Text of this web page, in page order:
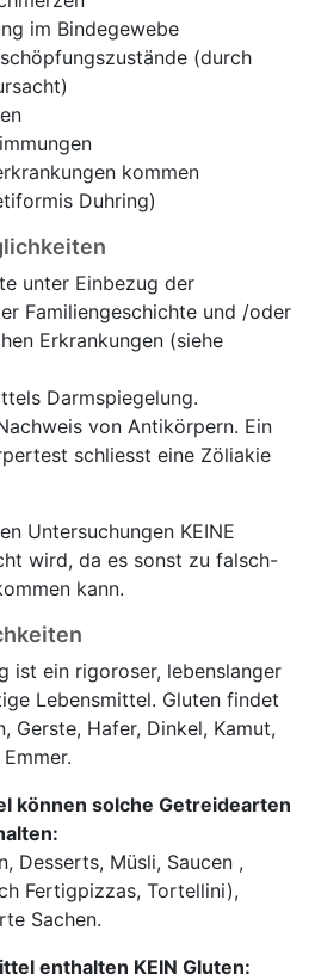
im Bindegewebe
(durch
kommen
Duhring)
unter Einbezug der
Familiengeschichte und /oder
Erkrankungen (siehe
Darmspiegelung.
von Antikörpern. Ein
schliesst eine Zöliakie
Untersuchungen KEINE
wird, da es sonst zu falsch-
kann.
ist ein rigoroser, lebenslanger
Lebensmittel. Gluten findet
Gerste, Hafer, Dinkel, Kamut,
können solche Getreidearten
Desserts, Müsli, Saucen ,
Fertigpizzas, Tortellini),
Sachen.
enthalten KEIN Gluten: